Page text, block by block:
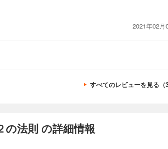
2021年02月
すべてのレビューを見る（
法則 の詳細情報